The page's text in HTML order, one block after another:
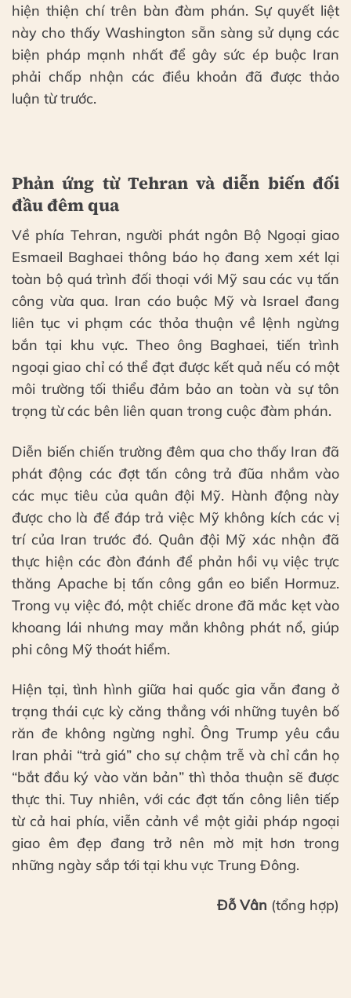
hiện thiện chí trên bàn đàm phán. Sự quyết liệt
này cho thấy Washington sẵn sàng sử dụng các
biện pháp mạnh nhất để gây sức ép buộc Iran
phải chấp nhận các điều khoản đã được thảo
luận từ trước.
Phản ứng từ Tehran và diễn biến đối
đầu đêm qua
Về phía Tehran, người phát ngôn Bộ Ngoại giao
Esmaeil Baghaei thông báo họ đang xem xét lại
toàn bộ quá trình đối thoại với Mỹ sau các vụ tấn
công vừa qua. Iran cáo buộc Mỹ và Israel đang
liên tục vi phạm các thỏa thuận về lệnh ngừng
bắn tại khu vực. Theo ông Baghaei, tiến trình
ngoại giao chỉ có thể đạt được kết quả nếu có một
môi trường tối thiểu đảm bảo an toàn và sự tôn
trọng từ các bên liên quan trong cuộc đàm phán.
Diễn biến chiến trường đêm qua cho thấy Iran đã
phát động các đợt tấn công trả đũa nhắm vào
các mục tiêu của quân đội Mỹ. Hành động này
được cho là để đáp trả việc Mỹ không kích các vị
trí của Iran trước đó. Quân đội Mỹ xác nhận đã
thực hiện các đòn đánh để phản hồi vụ việc trực
thăng Apache bị tấn công gần eo biển Hormuz.
Trong vụ việc đó, một chiếc drone đã mắc kẹt vào
khoang lái nhưng may mắn không phát nổ, giúp
phi công Mỹ thoát hiểm.
Hiện tại, tình hình giữa hai quốc gia vẫn đang ở
trạng thái cực kỳ căng thẳng với những tuyên bố
răn đe không ngừng nghỉ. Ông Trump yêu cầu
Iran phải “trả giá” cho sự chậm trễ và chỉ cần họ
“bắt đầu ký vào văn bản” thì thỏa thuận sẽ được
thực thi. Tuy nhiên, với các đợt tấn công liên tiếp
từ cả hai phía, viễn cảnh về một giải pháp ngoại
giao êm đẹp đang trở nên mờ mịt hơn trong
những ngày sắp tới tại khu vực Trung Đông.
Đỗ Vân (tổng hợp)